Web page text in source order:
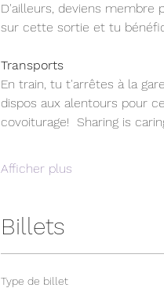
D'ailleurs, deviens membre
sur cette sortie et tu
Transports
En train, tu t'arrêtes à la
dispos aux alentours pour
covoiturage!  Sharing is
Afficher plus
Billets
Type de billet